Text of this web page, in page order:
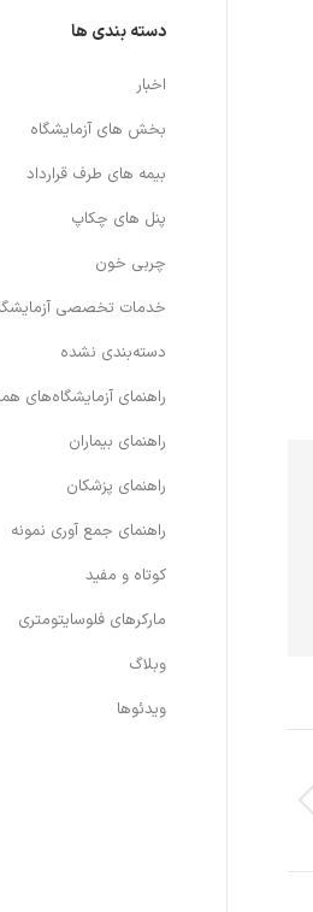
دسته بندی ها
اخبار
بخش های آزمایشگاه
بیمه های طرف قرارداد
پنل های چکاپ
چربی خون
خدمات تخصصی
دسته‌بندی نشده
راهنمای آزمایشگاه‌های
راهنمای بیماران
راهنمای پزشکان
راهنمای جمع آوری نمونه
کوتاه و مفید
مارکرهای فلوسایتومتری
وبلاگ
ویدئوها